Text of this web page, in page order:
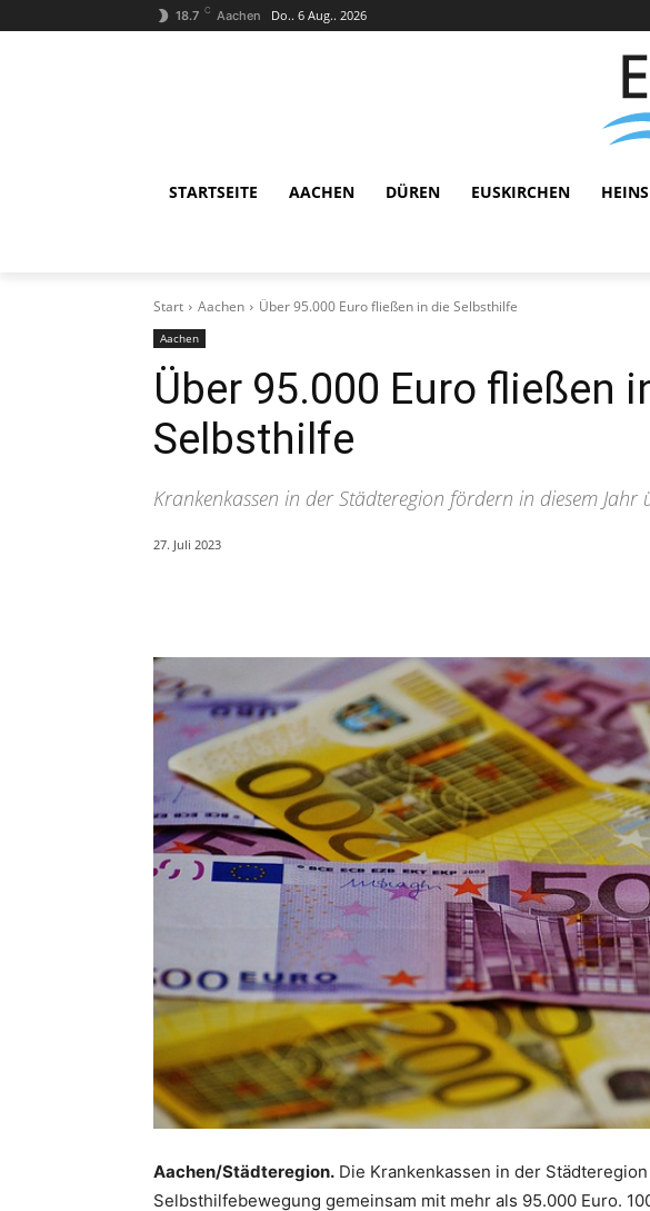
18.7 C Aachen Do.. 6 Aug.. 2026
STARTSEITE AACHEN DÜREN EUSKIRCHEN
Start Aachen Über 95.000 Euro fließen in die Selbsthilfe
Aachen
Über 95.000 Euro fließen
Selbsthilfe
Krankenkassen in der Städteregion fördern in diesem Jahr
27. Juli 2023
Aachen/Städteregion. Die Krankenkassen in der
Selbsthilfebewegung gemeinsam mit mehr als 95.000 Euro.